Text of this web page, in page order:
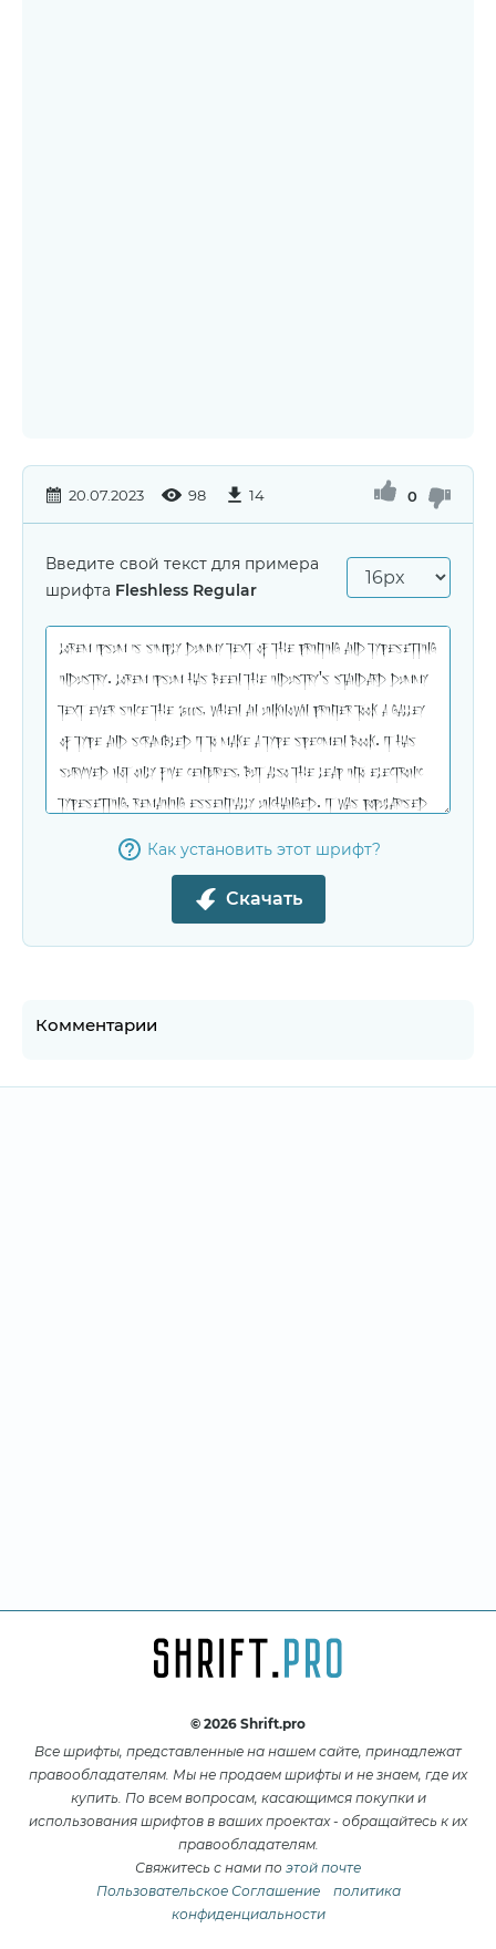
20.07.2023 98 14 0
Введите свой текст для примера
шрифта Fleshless Regular
Как установить этот шрифт?
Скачать
Комментарии
© 2026 Shrift.pro
Все шрифты, представленные на нашем сайте, принадлежат
правообладателям. Мы не продаем шрифты и не знаем, где их
купить. По всем вопросам, касающимся покупки и
использования шрифтов в ваших проектах - обращайтесь к их
правообладателям.
Свяжитесь с нами по этой почте
Пользовательское Соглашение
политика
конфиденциальности